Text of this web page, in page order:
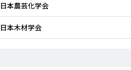
日本農芸化学会
日本木材学会